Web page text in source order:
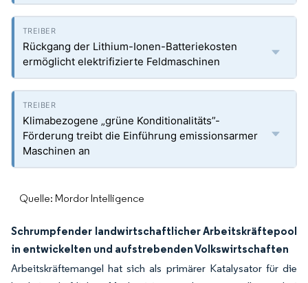
Rückgang der Lithium-Ionen-Batteriekosten
ermöglicht elektrifizierte Feldmaschinen
Klimabezogene „grüne Konditionalitäts”-
Förderung treibt die Einführung emissionsarmer
Maschinen an
Quelle: Mordor Intelligence
Schrumpfender landwirtschaftlicher Arbeitskräftepool
in entwickelten und aufstrebenden Volkswirtschaften
Arbeitskräftemangel hat sich als primärer Katalysator für die